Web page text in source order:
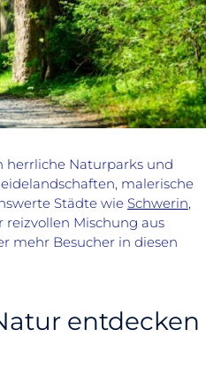
herrliche Naturparks und
malerische
Städte wie Schwerin,
reizvollen Mischung aus
mehr Besucher in diesen
entdecken